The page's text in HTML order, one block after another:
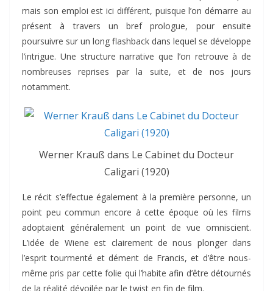
mais son emploi est ici différent, puisque l’on démarre au
présent à travers un bref prologue, pour ensuite
poursuivre sur un long flashback dans lequel se développe
l’intrigue. Une structure narrative que l’on retrouve à de
nombreuses reprises par la suite, et de nos jours
notamment.
Werner Krauß dans Le Cabinet du Docteur
Caligari (1920)
Le récit s’effectue également à la première personne, un
point peu commun encore à cette époque où les films
adoptaient généralement un point de vue omniscient.
L’idée de Wiene est clairement de nous plonger dans
l’esprit tourmenté et dément de Francis, et d’être nous-
même pris par cette folie qui l’habite afin d’être détournés
de la réalité dévoilée par le twist en fin de film.